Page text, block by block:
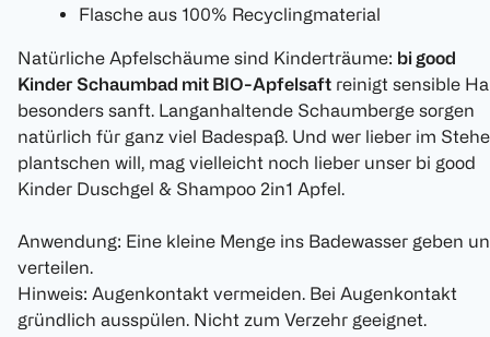
Flasche aus 100% Recyclingmaterial
Natürliche Apfelschäume sind Kinderträume: bi good
Kinder Schaumbad mit BIO-Apfelsaft reinigt sensible
besonders sanft. Langanhaltende Schaumberge sorgen
natürlich für ganz viel Badespaß. Und wer lieber im
plantschen will, mag vielleicht noch lieber unser bi good
Kinder Duschgel & Shampoo 2in1 Apfel.
Anwendung: Eine kleine Menge ins Badewasser geben
verteilen.
Hinweis: Augenkontakt vermeiden. Bei Augenkontakt
gründlich ausspülen. Nicht zum Verzehr geeignet.